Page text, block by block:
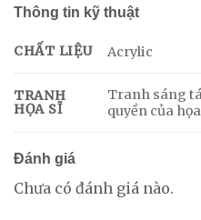
Thông tin kỹ thuật
CHẤT LIỆU Acrylic
TRANH
HỌA SĨ
Tranh sáng
quyền của
Đánh giá
Chưa có đánh giá nào.